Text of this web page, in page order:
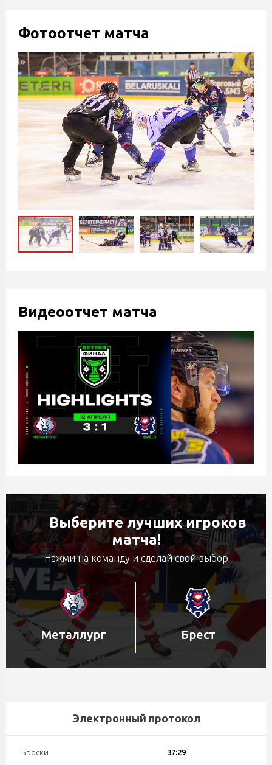
Фотоотчет матча
Видеоотчет матча
Выберите лучших игроков
матча!
Нажми на команду и сделай свой выбор
Металлург Брест
Электронный протокол
Броски 37:29